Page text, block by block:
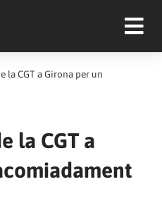
la CGT a Girona per un
la CGT a